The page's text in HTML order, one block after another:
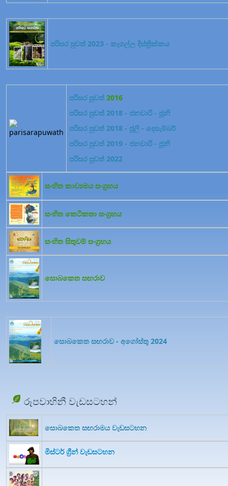
පරිසර පුවත් 2023 - කෑගල්ල දිස්ත්‍රික්කය
පරිසර පුවත් 2016
පරිසර පුවත් 2018 - ජනවාරි - ජූනි
පරිසර පුවත් 2018 - ජූලි - දෙසැම්බර්
පරිසර පුවත් 2019 - ජනවාරි - ජූනි
පරිසර පුවත් 2022
සංහිත කාව්‍යමය සංග්‍රහය
සංහිත කෙටිකතා සංග්‍රහය
සංහිත සිතුවම් සංග්‍රහය
සොබකෙත සඟරාව
සොබකෙත සඟරාව - අගෝස්තු 2024
රූපවාහිනී වැඩසටහන්
සොබකෙත සඟරාමය වැඩසටහන
මිස්ටර් ග්‍රීන් වැඩසටහන